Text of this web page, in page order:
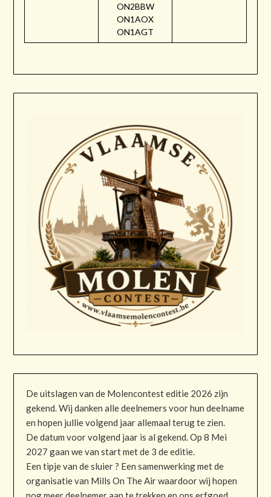
ON2BBW
ON1AOX
ON1AGT
De uitslagen van de Molencontest editie 2026 zijn
gekend. Wij danken alle deelnemers voor hun deelname
en hopen jullie volgend jaar allemaal terug te zien.
De datum voor volgend jaar is al gekend. Op 8 Mei
2027 gaan we van start met de 3 de editie.
Een tipje van de sluier ? Een samenwerking met de
organisatie van Mills On The Air waardoor wij hopen